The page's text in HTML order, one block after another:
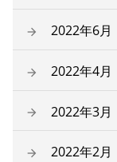
2022年6月
2022年4月
2022年3月
2022年2月